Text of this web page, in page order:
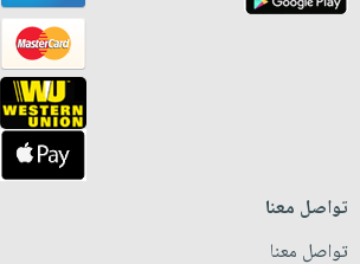
تواصل معنا
تواصل معنا